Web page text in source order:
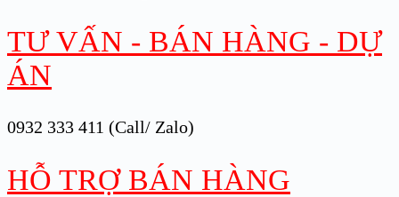
TƯ VẤN - BÁN HÀNG - DỰ
ÁN
0932 333 411 (Call/ Zalo)
HỖ TRỢ BÁN HÀNG